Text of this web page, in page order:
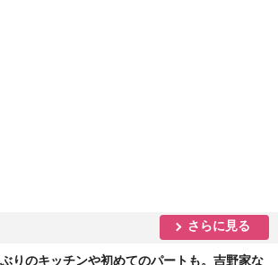
さらに見る
りのキッチンや初めてのパートも。吉野家な